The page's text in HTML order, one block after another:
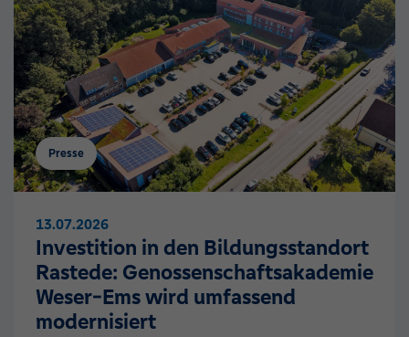
Presse
13.07.2026
Investition in den Bildungsstandort
Rastede: Genossenschaftsakademie
Weser-Ems wird umfassend
modernisiert